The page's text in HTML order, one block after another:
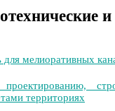
мелиоративных
территориях